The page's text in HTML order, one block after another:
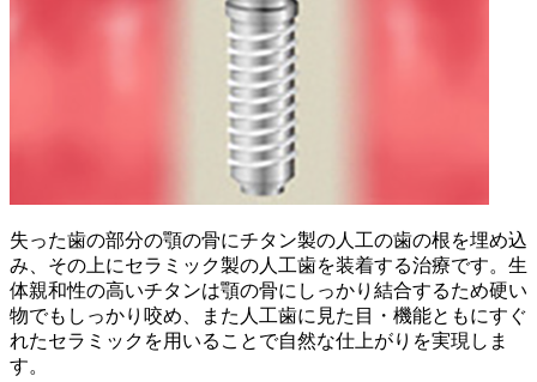
失った歯の部分の顎の骨にチタン製の人工の歯の根を埋め込
み、その上にセラミック製の人工歯を装着する治療です。生
体親和性の高いチタンは顎の骨にしっかり結合するため硬い
物でもしっかり咬め、また人工歯に見た目・機能ともにすぐ
れたセラミックを用いることで自然な仕上がりを実現しま
す。